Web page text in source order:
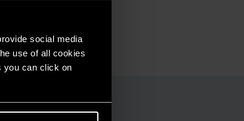
social media
use of all cookies
you can click on